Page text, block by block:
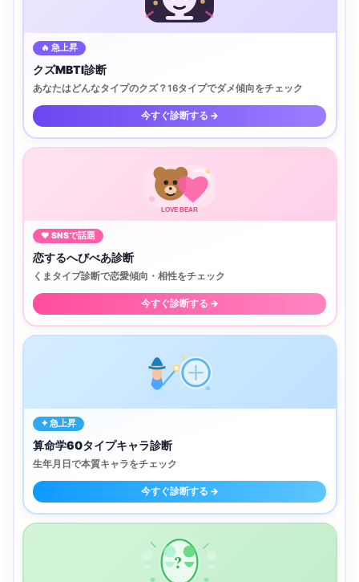
🔥 急上昇
クズMBTI診断
あなたはどんなタイプのクズ？16タイプでダメ傾向をチェック
今すぐ診断する →
LOVE BEAR
♥ SNSで話題
恋するへびべあ診断
くまタイプ診断で恋愛傾向・相性をチェック
今すぐ診断する →
✦ 急上昇
算命学60タイプキャラ診断
生年月日で本質キャラをチェック
今すぐ診断する →
?